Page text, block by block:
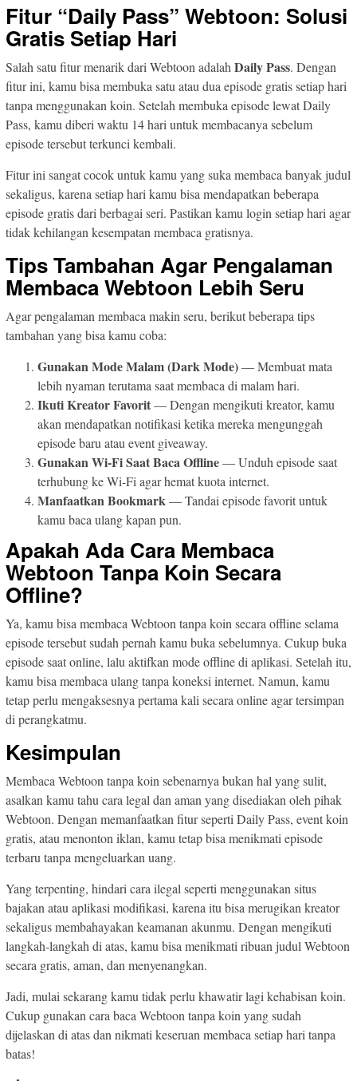
Fitur “Daily Pass” Webtoon: Solusi
Gratis Setiap Hari
Salah satu fitur menarik dari Webtoon adalah Daily Pass. Dengan
fitur ini, kamu bisa membuka satu atau dua episode gratis setiap hari
tanpa menggunakan koin. Setelah membuka episode lewat Daily
Pass, kamu diberi waktu 14 hari untuk membacanya sebelum
episode tersebut terkunci kembali.
Fitur ini sangat cocok untuk kamu yang suka membaca banyak judul
sekaligus, karena setiap hari kamu bisa mendapatkan beberapa
episode gratis dari berbagai seri. Pastikan kamu login setiap hari agar
tidak kehilangan kesempatan membaca gratisnya.
Tips Tambahan Agar Pengalaman
Membaca Webtoon Lebih Seru
Agar pengalaman membaca makin seru, berikut beberapa tips
tambahan yang bisa kamu coba:
Gunakan Mode Malam (Dark Mode)— Membuat mata
lebih nyaman terutama saat membaca di malam hari.
Ikuti Kreator Favorit— Dengan mengikuti kreator, kamu
akan mendapatkan notifikasi ketika mereka mengunggah
episode baru atau event giveaway.
Gunakan Wi-Fi Saat Baca Offline— Unduh episode saat
terhubung ke Wi-Fi agar hemat kuota internet.
Manfaatkan Bookmark— Tandai episode favorit untuk
kamu baca ulang kapan pun.
Apakah Ada Cara Membaca
Webtoon Tanpa Koin Secara
Offline?
Ya, kamu bisa membaca Webtoon tanpa koin secara offline selama
episode tersebut sudah pernah kamu buka sebelumnya. Cukup buka
episode saat online, lalu aktifkan mode offline di aplikasi. Setelah itu,
kamu bisa membaca ulang tanpa koneksi internet. Namun, kamu
tetap perlu mengaksesnya pertama kali secara online agar tersimpan
di perangkatmu.
Kesimpulan
Membaca Webtoon tanpa koin sebenarnya bukan hal yang sulit,
asalkan kamu tahu cara legal dan aman yang disediakan oleh pihak
Webtoon. Dengan memanfaatkan fitur seperti Daily Pass, event koin
gratis, atau menonton iklan, kamu tetap bisa menikmati episode
terbaru tanpa mengeluarkan uang.
Yang terpenting, hindari cara ilegal seperti menggunakan situs
bajakan atau aplikasi modifikasi, karena itu bisa merugikan kreator
sekaligus membahayakan keamanan akunmu. Dengan mengikuti
langkah-langkah di atas, kamu bisa menikmati ribuan judul Webtoon
secara gratis, aman, dan menyenangkan.
Jadi, mulai sekarang kamu tidak perlu khawatir lagi kehabisan koin.
Cukup gunakan cara baca Webtoon tanpa koin yang sudah
dijelaskan di atas dan nikmati keseruan membaca setiap hari tanpa
batas!